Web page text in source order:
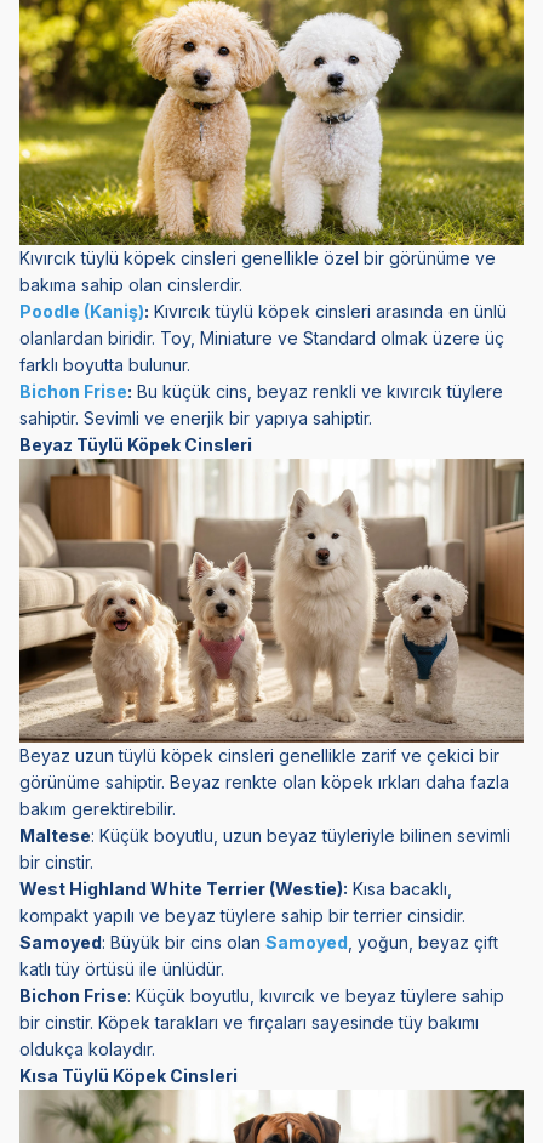
Kıvırcık tüylü köpek cinsleri genellikle özel bir görünüme ve
bakıma sahip olan cinslerdir.
Poodle (Kaniş): Kıvırcık tüylü köpek cinsleri arasında en ünlü
olanlardan biridir. Toy, Miniature ve Standard olmak üzere üç
farklı boyutta bulunur.
Bichon Frise: Bu küçük cins, beyaz renkli ve kıvırcık tüylere
sahiptir. Sevimli ve enerjik bir yapıya sahiptir.
Beyaz Tüylü Köpek Cinsleri
Beyaz uzun tüylü köpek cinsleri genellikle zarif ve çekici bir
görünüme sahiptir. Beyaz renkte olan köpek ırkları daha fazla
bakım gerektirebilir.
Maltese: Küçük boyutlu, uzun beyaz tüyleriyle bilinen sevimli
bir cinstir.
West Highland White Terrier (Westie): Kısa bacaklı,
kompakt yapılı ve beyaz tüylere sahip bir terrier cinsidir.
Samoyed: Büyük bir cins olan Samoyed , yoğun, beyaz çift
katlı tüy örtüsü ile ünlüdür.
Bichon Frise: Küçük boyutlu, kıvırcık ve beyaz tüylere sahip
bir cinstir. Köpek tarakları ve fırçaları sayesinde tüy bakımı
oldukça kolaydır.
Kısa Tüylü Köpek Cinsleri